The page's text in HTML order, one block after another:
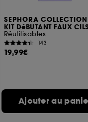
SEPHORA COLLECTION
KIT DéBUTANT FAUX CILS
Réutilisables
143
19,99€
Ajouter au
collectées ou
ou en magasin.
sur "continuer sans
moment choisir de